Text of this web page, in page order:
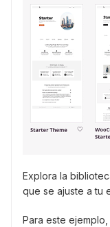
Explora la
que se ajuste a tu
Para este